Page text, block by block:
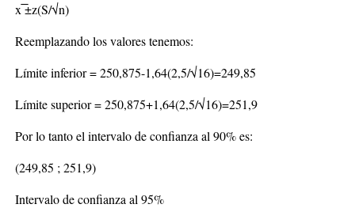
x ̅±z(S/√n)
Reemplazando los valores tenemos:
Límite inferior = 250,875-1,64(2,5/√16)=249,85
Límite superior = 250,875+1,64(2,5/√16)=251,9
Por lo tanto el intervalo de confianza al 90% es:
(249,85 ; 251,9)
Intervalo de confianza al 95%